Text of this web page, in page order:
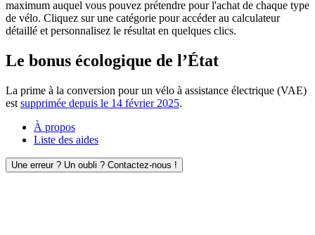
maximum auquel vous pouvez prétendre pour l'achat de chaque type
de vélo. Cliquez sur une catégorie pour accéder au calculateur
détaillé et personnalisez le résultat en quelques clics.
Le bonus écologique de l’État
La prime à la conversion pour un vélo à assistance électrique (VAE)
est supprimée depuis le 14 février 2025.
À propos
Liste des aides
Une erreur ? Un oubli ? Contactez-nous !